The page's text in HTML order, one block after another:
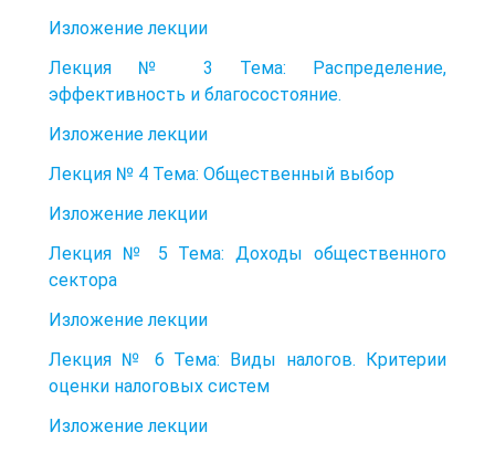
Изложение лекции
Лекция № 3 Тема: Распределение,
эффективность и благосостояние.
Изложение лекции
Лекция № 4 Тема: Общественный выбор
Изложение лекции
Лекция № 5 Тема: Доходы общественного
сектора
Изложение лекции
Лекция № 6 Тема: Виды налогов. Критерии
оценки налоговых систем
Изложение лекции